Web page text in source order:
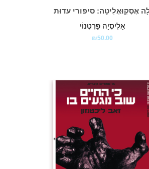
אֶסְקְוּאֶלִיטָה: סיפורי עדוּת
אָלִיסְיָה פַּרְטְנוֹי
₪50.00